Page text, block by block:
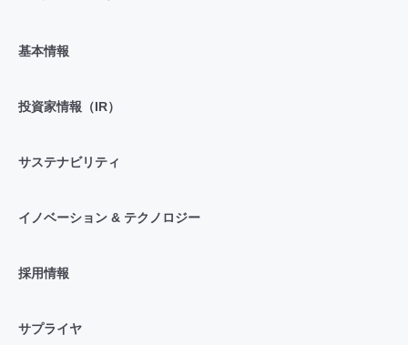
基本情報
投資家情報（IR）
サステナビリティ
イノベーション & テクノロジー
採用情報
サプライヤ